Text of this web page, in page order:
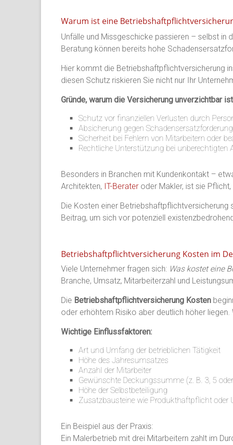
Warum ist eine
Unfälle und Missgeschicke passieren – selbst
Beratung können bereits hohe
Hier kommt die Betriebshaftpflichtversicherung
diesen Schutz riskieren Sie nicht nur Ihr
Gründe, warum die Versicherung unverzichtbar
Schutz vor finanziellen Verlusten durch
Absicherung gegen
Sicherheit bei Fehlern von Mitarbeitern oder
Rechtliche Unterstützung bei unberechtigten
Besonders in Branchen mit Kundenkontakt –
Architekten, IT-Berater oder Makler, ist sie
Die Kosten einer Betriebshaftpflichtversicherung
Beitrag, um sich vor potenziell
Betriebshaftpflichtversicherung Kosten im
Viele Unternehmer fragen sich: Was kostet eine
Branche, Umsatz, Mitarbeiterzahl und
Die Betriebshaftpflichtversicherung Kosten
oder erhöhtem Risiko aber deutlich höher
Wichtige Einflussfaktoren:
Art und Umfang der betrieblichen Tätigkeit
Höhe des Jahresumsatzes
Anzahl der Mitarbeiter
Gewünschte Deckungssumme (z. B. 3, 5
Höhe der Selbstbeteiligung
Zusatzbausteine wie Produkthaftpflicht oder
Ein Beispiel aus der Praxis:
Ein Malerbetrieb mit drei Mitarbeitern zahlt im